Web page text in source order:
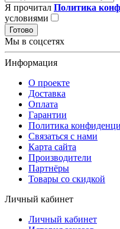
Я прочитал Политика
условиями
Готово
Мы в соцсетях
Информация
О проекте
Доставка
Оплата
Гарантии
Политика
Связаться с нами
Карта сайта
Производители
Партнёры
Товары со скидкой
Личный кабинет
Личный кабинет